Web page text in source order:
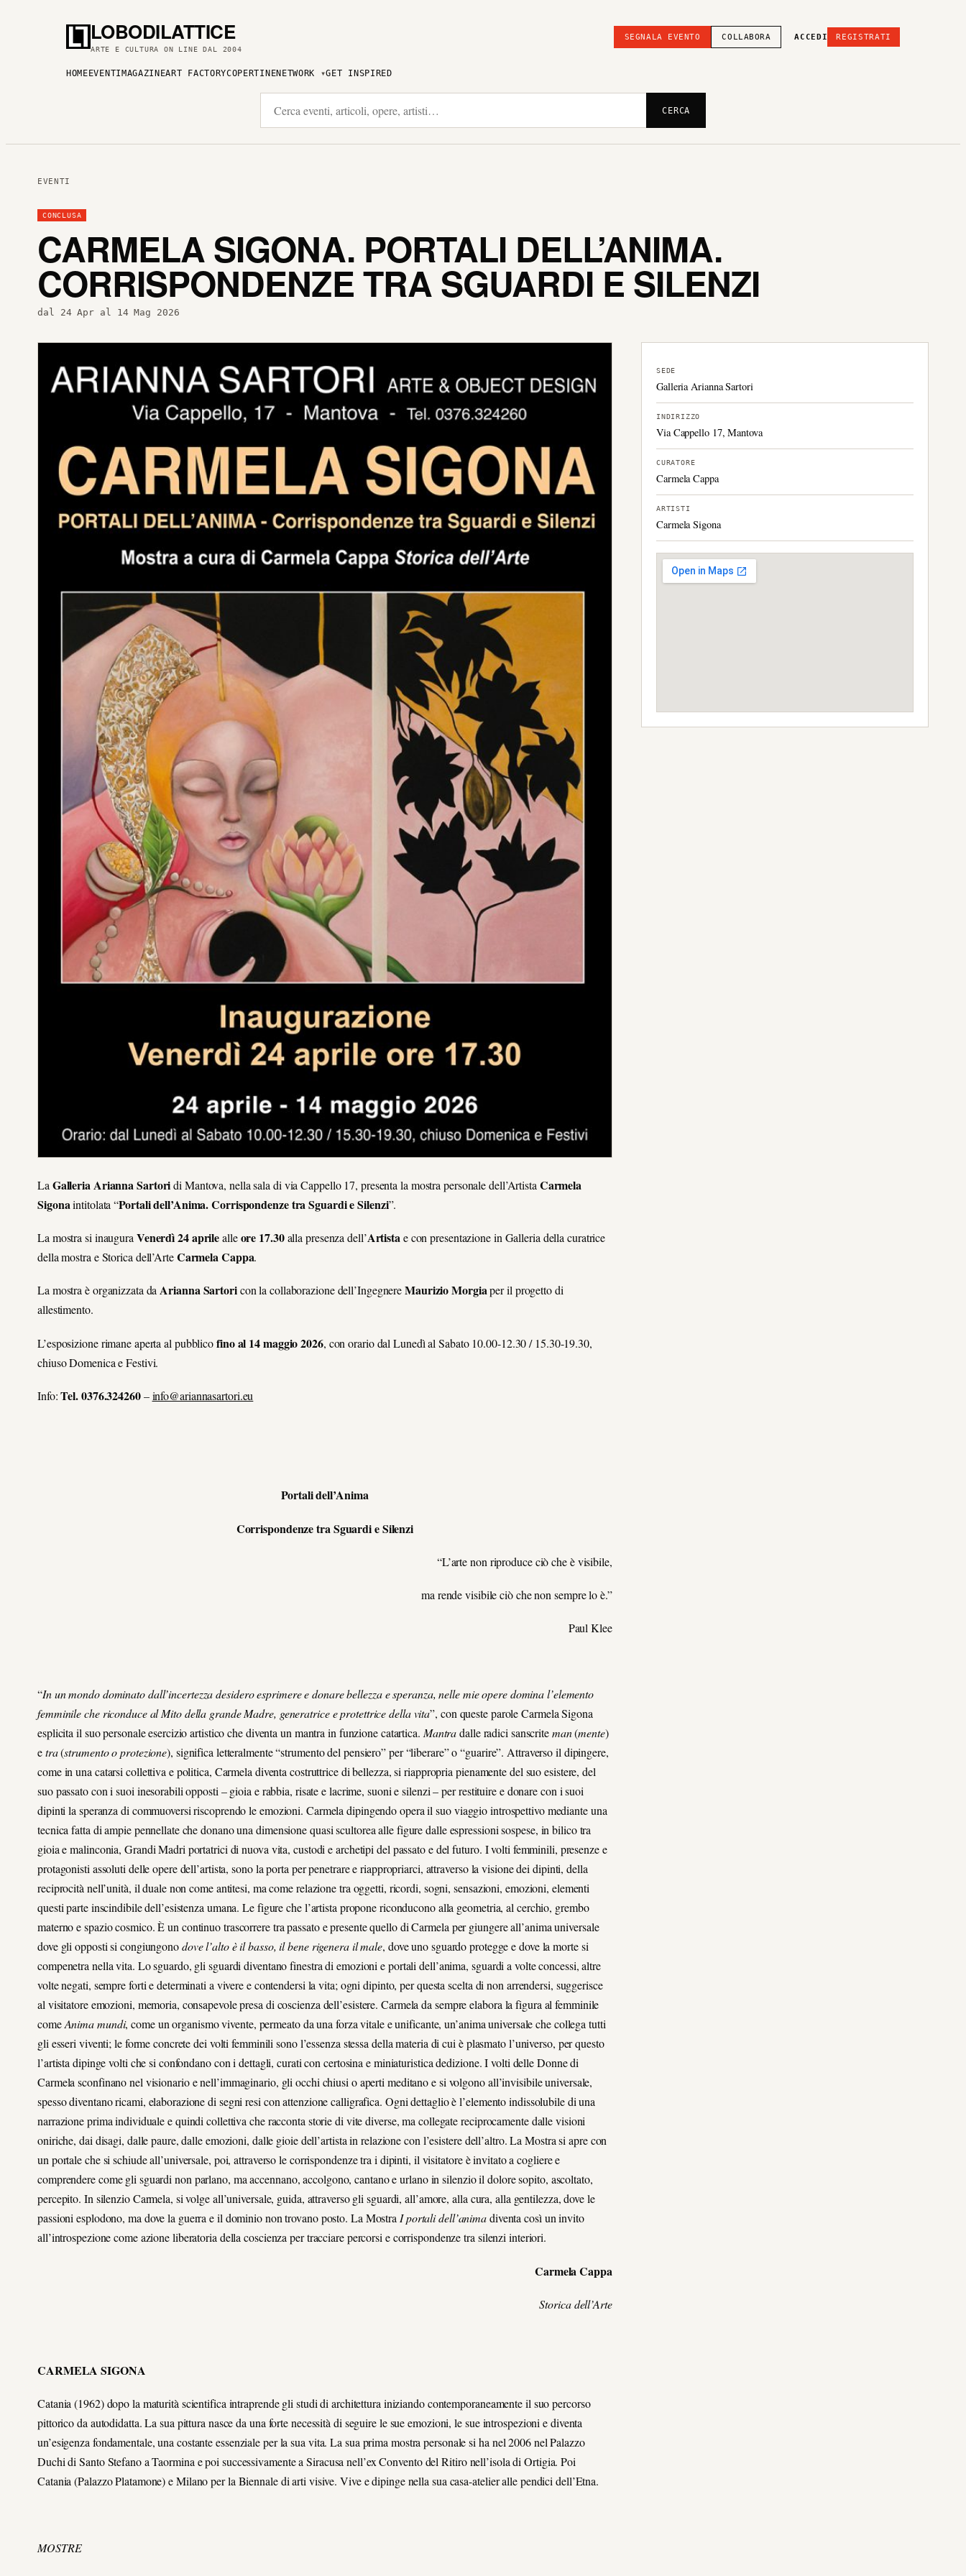
LOBODILATTICE
ARTE E CULTURA ON LINE DAL 2004
SEGNALA EVENTO COLLABORA ACCEDI REGISTRATI
HOME EVENTI MAGAZINEART FACTORYCOPERTINENETWORK GET INSPIRED
CERCA
EVENTI
CONCLUSA
CARMELA SIGONA. PORTALI DELL’ANIMA.
CORRISPONDENZE TRA SGUARDI E SILENZI
dal 24 Apr al 14 Mag 2026
La Galleria Arianna Sartoridi Mantova, nella sala di via Cappello 17, presenta la mostra personale dell’Artista Carmela
Sigonaintitolata “Portali dell’Anima. Corrispondenze tra Sguardi e Silenzi”.
La mostrasi inauguraVenerdì 24 aprilealleore 17.30alla presenza dell’Artistae con presentazione in Galleria della curatrice
della mostra e Storica dell’ArteCarmela Cappa.
La mostra è organizzata daArianna Sartoricon la collaborazione dell’IngegnereMaurizioMorgiaper il progetto di
allestimento.
L’esposizione rimane aperta al pubblicofino al 14 maggio 2026, con orariodal Lunedì al Sabato 10.00-12.30 / 15.30-19.30,
chiuso Domenica e Festivi.
Info:Tel. 0376.324260– info@ariannasartori.eu
Portali dell’Anima
Corrispondenze tra Sguardi e Silenzi
“L’arte non riproduce ciò che è visibile,
ma rende visibile ciò che non sempre lo è.”
Paul Klee
“In un mondo dominato dall’incertezza desidero esprimere e donare bellezza e speranza, nelle mie opere domina l’elemento
femminile che riconduce al Mito della grande Madre, generatrice e protettrice della vita”, con queste parole Carmela Sigona
esplicita il suo personale esercizio artistico che diventa un mantra in funzione catartica.Mantradalle radici sanscriteman(mente)
etra(strumento o protezione), significa letteralmente “strumento del pensiero” per “liberare” o “guarire”. Attraverso il dipingere,
come in una catarsi collettiva e politica, Carmela diventa costruttrice di bellezza, si riappropria pienamente del suo esistere, del
suo passato con i suoi inesorabili opposti – gioia e rabbia, risate e lacrime, suoni e silenzi – per restituire e donare con i suoi
dipinti la speranza di commuoversi riscoprendo le emozioni. Carmela dipingendo opera il suo viaggio introspettivo mediante una
tecnica fatta di ampie pennellate che donano una dimensione quasi scultorea alle figure dalle espressioni sospese, in bilico tra
gioia e malinconia, Grandi Madri portatrici di nuova vita, custodi e archetipi del passato e del futuro. I volti femminili, presenze e
protagonisti assoluti delle opere dell’artista, sono la porta per penetrare e riappropriarci, attraverso la visione dei dipinti, della
reciprocità nell’unità, il duale non come antitesi, ma come relazione tra oggetti, ricordi, sogni, sensazioni, emozioni, elementi
questi parte inscindibile dell’esistenza umana. Le figure che l’artista propone riconducono alla geometria, al cerchio, grembo
materno e spazio cosmico. È un continuo trascorrere tra passato e presente quello di Carmela per giungere all’anima universale
dove gli opposti si congiungonodove l’alto è il basso, il bene rigenera il male, dove uno sguardo protegge e dove la morte si
compenetra nella vita. Lo sguardo, gli sguardi diventano finestra di emozioni e portali dell’anima, sguardi a volte concessi, altre
volte negati, sempre forti e determinati a vivere e contendersi la vita; ogni dipinto, per questa scelta di non arrendersi, suggerisce
al visitatore emozioni, memoria, consapevole presa di coscienza dell’esistere. Carmela da sempre elabora la figura al femminile
comeAnima mundi, come un organismo vivente, permeato da una forza vitale e unificante, un’anima universale che collega tutti
gli esseri viventi; le forme concrete dei volti femminili sono l’essenza stessa della materia di cui è plasmato l’universo, per questo
l’artista dipinge volti che si confondano con i dettagli, curati con certosina e miniaturistica dedizione. I volti delle Donne di
Carmela sconfinano nel visionario e nell’immaginario, gli occhi chiusi o aperti meditano e si volgono all’invisibile universale,
spesso diventano ricami, elaborazione di segni resi con attenzione calligrafica. Ogni dettaglio è l’elemento indissolubile di una
narrazione prima individuale e quindi collettiva che racconta storie di vite diverse, ma collegate reciprocamente dalle visioni
oniriche, dai disagi, dalle paure, dalle emozioni, dalle gioie dell’artista in relazione con l’esistere dell’altro. La Mostra si apre con
un portale che si schiude all’universale, poi, attraverso le corrispondenze tra i dipinti, il visitatore è invitato a cogliere e
comprendere come gli sguardi non parlano, ma accennano, accolgono, cantano e urlano in silenzio il dolore sopito, ascoltato,
percepito. In silenzio Carmela, si volge all’universale, guida, attraverso gli sguardi, all’amore, alla cura, alla gentilezza, dove le
passioni esplodono, ma dove la guerra e il dominio non trovano posto. La MostraI portali dell’animadiventa così un invito
all’introspezione come azione liberatoria della coscienza per tracciare percorsi e corrispondenze tra silenzi interiori.
Carmela Cappa
Storica dell’Arte
CARMELA SIGONA
Catania (1962) dopo la maturità scientifica intraprende gli studi di architettura iniziando contemporaneamente il suo percorso
pittorico da autodidatta. La sua pittura nasce da una forte necessità di seguire le sue emozioni, le sue introspezioni e diventa
un’esigenza fondamentale, una costante essenziale per la sua vita. La sua prima mostra personale si ha nel 2006 nel Palazzo
Duchi di Santo Stefano a Taormina e poi successivamente a Siracusa nell’ex Convento del Ritiro nell’isola di Ortigia. Poi
Catania (Palazzo Platamone) e Milano per la Biennale di arti visive. Vive e dipinge nella sua casa-atelier alle pendici dell’Etna.
MOSTRE
SEDE
Galleria Arianna Sartori
INDIRIZZO
Via Cappello 17, Mantova
CURATORE
Carmela Cappa
ARTISTI
Carmela Sigona